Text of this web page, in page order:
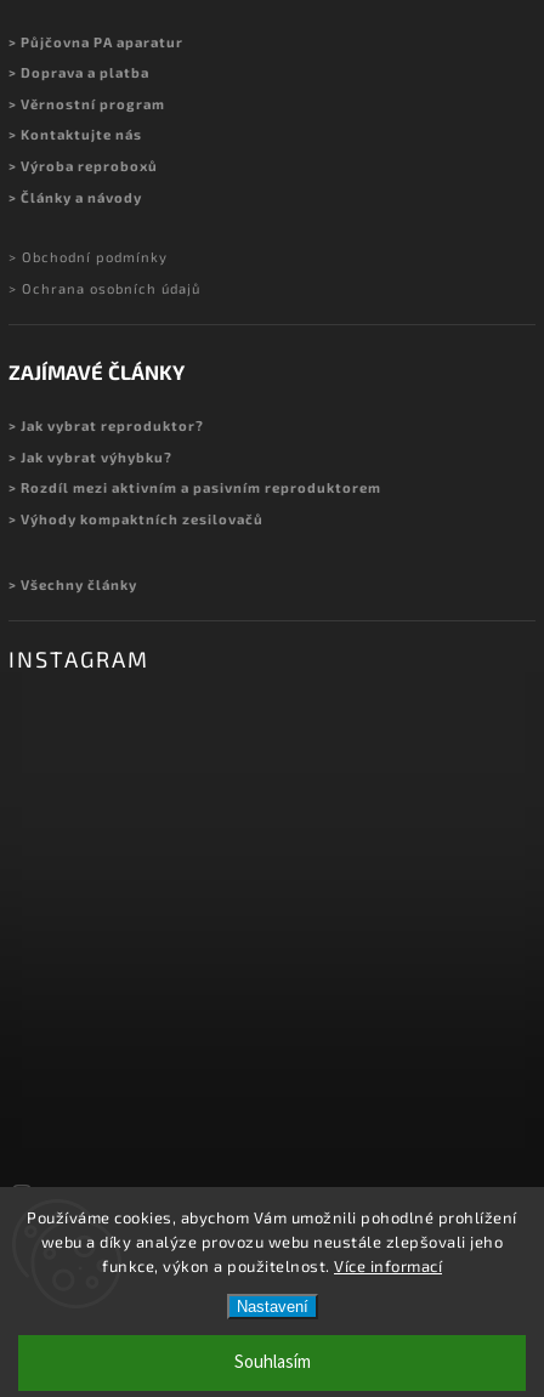
Používáme cookies, abychom Vám umožnili pohodlné prohlížení
webu a díky analýze provozu webu neustále zlepšovali jeho
funkce, výkon a použitelnost. Více informací
Nastavení
Souhlasím
> Půjčovna PA aparatur
> Doprava a platba
> Věrnostní program
> Kontaktujte nás
> Výroba reproboxů
> Články a návody
> Obchodní podmínky
> Ochrana osobních údajů
ZAJÍMAVÉ ČLÁNKY
> Jak vybrat reproduktor?
> Jak vybrat výhybku?
> Rozdíl mezi aktivním a pasivním reproduktorem
> Výhody kompaktních zesilovačů
> Všechny články
INSTAGRAM
Copyright 2026REPROOBCHOD.cz. Všechna práva vyhrazena.
Upravit nastavení cookies
Shoptet